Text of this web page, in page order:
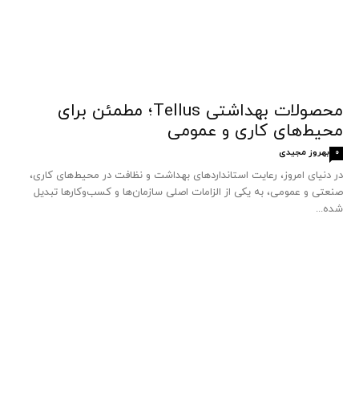
محصولات بهداشتی Tellus؛ مطمئن برای
محیط‌های کاری و عمومی
بهروز مجیدی 0
در دنیای امروز، رعایت استانداردهای بهداشت و نظافت در محیط‌های کاری،
صنعتی و عمومی، به یکی از الزامات اصلی سازمان‌ها و کسب‌وکارها تبدیل
شده...